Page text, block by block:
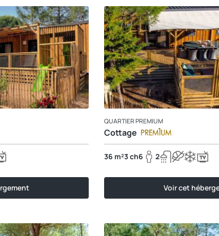
QUARTIER PREMIUM
Cottage
36 m²3 ch6 2
Voir cet